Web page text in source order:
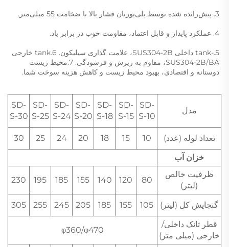
3. پیش‌رانده شده توسط پلی‌یورتان فشار بالا با ضخامت 55 میلی‌متر.
4. عملکرد پایدار و قابل اعتماد، مقاومت خوب در برابر باد.
دوستانه و اقتصادی، بهبود محیط زیست و کاهش هزینه سوخت شما.
مدل
SD-
S-10
SD-
S-15
SD-
S-18
SD-
S-20
SD-
S-24
SD-
S-25
SD-
S-30
تعداد لوله (عدد) 10
15
18
20
24
25
30
خزان آب
ظرفیت خالص
(لیتر)
80
120
140
155
185
195
230
گنجایش کل (لیتر) 105
155
185
205
245
255
305
قطر تانک داخلی/
خارجی (میلی متر)
φ360/φ470